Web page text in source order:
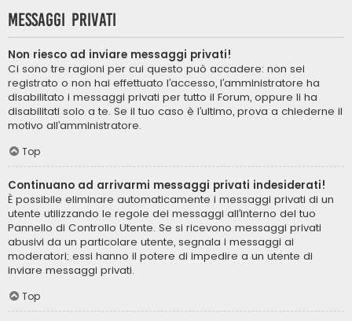
Messaggi privati
Non riesco ad inviare messaggi privati!
Ci sono tre ragioni per cui questo può accadere: non sei
registrato o non hai effettuato l’accesso, l’amministratore ha
disabilitato i messaggi privati per tutto il Forum, oppure li ha
disabilitati solo a te. Se il tuo caso è l’ultimo, prova a chiederne il
motivo all’amministratore.
Top
Continuano ad arrivarmi messaggi privati indesiderati!
È possibile eliminare automaticamente i messaggi privati ​​di un
utente utilizzando le regole dei messaggi all’interno del tuo
Pannello di Controllo Utente. Se si ricevono messaggi privati ​​
abusivi da un particolare utente, segnala i messaggi ai
moderatori; essi hanno il potere di impedire a un utente di
inviare messaggi privati​​.
Top